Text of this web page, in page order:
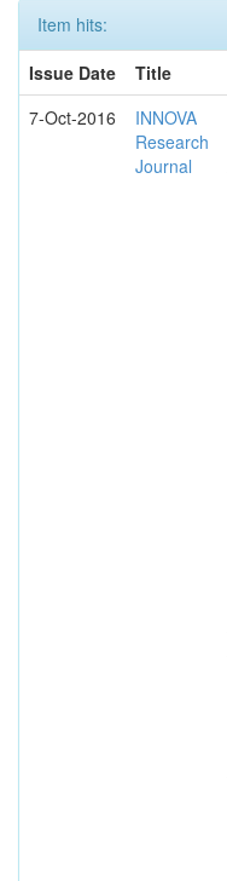
Item hits:
Issue Date
Title
7-Oct-2016
INNOVA
Research
Journal